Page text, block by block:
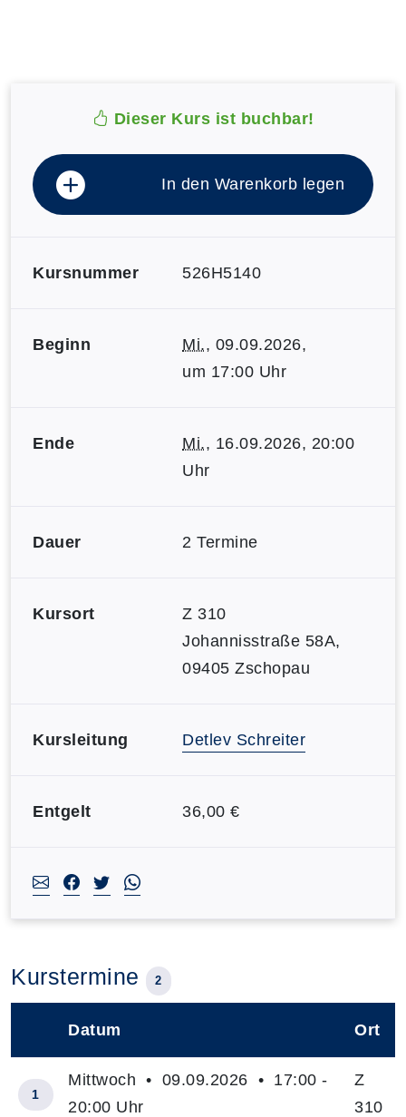
Dieser Kurs ist buchbar!
In den Warenkorb legen
Kursnummer 526H5140
Beginn Mi., 09.09.2026,
um 17:00 Uhr
Ende Mi., 16.09.2026, 20:00
Uhr
Dauer 2 Termine
Kursort
Z 310
Johannisstraße 58A,
09405 Zschopau
Kursleitung Detlev Schreiter
Entgelt 36,00 €
Kurstermine 2
Datum Ort
1
Mittwoch • 09.09.2026 • 17:00 -
20:00 Uhr
Z
310